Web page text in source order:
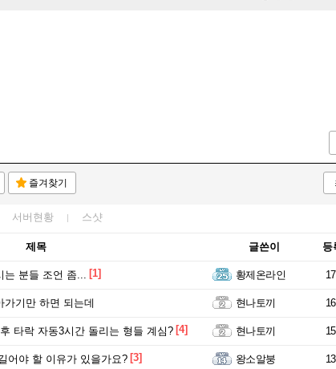
즐겨찾기
서버현황 스샷
제목 글쓴이 등
는 분들 조언 좀... [1] 황제온라인
가기만 하면 되는데 현나토끼
타락 자동3시간 돌리는 형들 계심? [4] 현나토끼
어야 할 이유가 있을가요? [3] 왕소알붕